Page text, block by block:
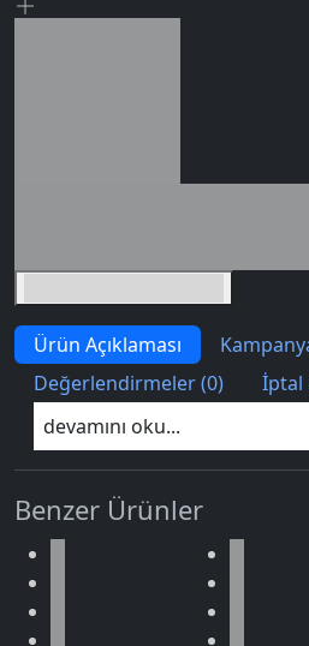
Ürün Açıklaması
Değerlendirmeler (0)
İptal
devamını oku...
Benzer Ürünler